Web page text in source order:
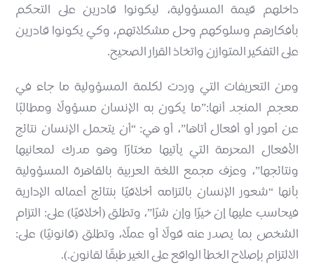
داخلهم قيمة المسؤولية، ليكونوا قادرين على التحكم
بأفكارهم وسلوكهم وحل مشكلاتهم، وكي يكونوا قادرين
على التفكير المتوازن واتخاذ القرار الصحيح.
ومن التعريفات التي وردت لكلمة المسؤولية ما جاء في
معجم المنجد أنها:”ما يكون به الإنسان مسؤولًا ومطالبًا
عن أمور أو أفعال أتاها”، أو هي: “أن يتحمل الإنسان نتائج
الأفعال المحرمة التي يأتيها مختارًا وهو مدرك لمعانيها
ونتائجها”، وعرّف مجمع اللغة العربية بالقاهرة المسؤولية
بأنها “شعور الإنسان بالتزامه أخلاقيًا بنتائج أعماله الإدارية
فيحاسب عليها إن خيرًا وإن شرًا”، وتطلق (أخلاقيًا) على: التزام
الشخص بما يصدر عنه قولًا أو عملًا، وتطلق (قانونيًا) على:
الالتزام بإصلاح الخطأ الواقع على الغير طبقًا لقانون.).